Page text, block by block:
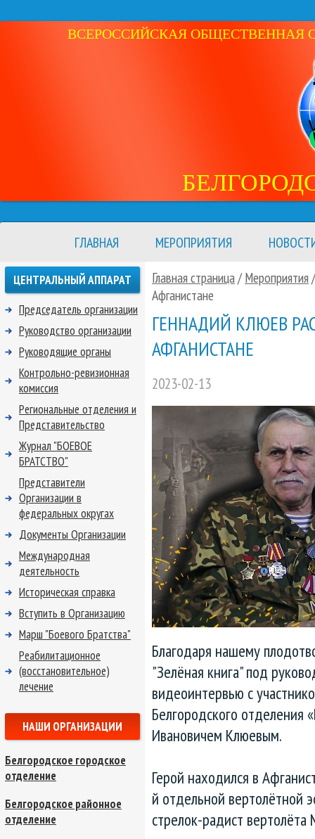
ВСЕРОССИЙСКАЯ ОБЩЕСТВЕННАЯ
ГЛАВНАЯ МЕРОПРИЯТИЯ
Главная страница/ Мероприятия
Афганистане
ГЕННАДИЙ КЛЮЕВ
АФГАНИСТАНЕ
2023-02-13
Благодаря нашему
"Зелёная книга" под
видеоинтервью с
Белгородского
Ивановичем Клюевым.
Герой находился в
й отдельной вертолётной
стрелок-радист
ЦЕНТРАЛЬНЫЙ АППАРАТ
Председатель организации
Руководство организации
Руководящие органы
Контрольно-ревизионная
комиссия
Региональные отделения и
Представительство
Журнал "БОЕВОЕ
БРАТСТВО"
Представители
Организации в
федеральных округах
Документы Организации
Международная
деятельность
Историческая справка
Вступить в Организацию
Марш "Боевого Братства"
Реабилитационное
(восстановительное)
лечение
НАШИ ОРГАНИЗАЦИИ
Белгородское городское
отделение
Белгородское районное
отделение